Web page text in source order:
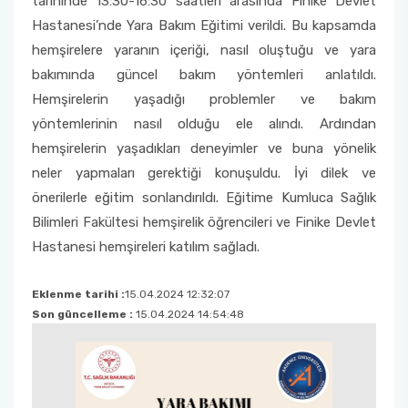
Hastanesi’nde Yara Bakım Eğitimi verildi. Bu kapsamda
hemşirelere yaranın içeriği, nasıl oluştuğu ve yara
bakımında güncel bakım yöntemleri anlatıldı.
Hemşirelerin yaşadığı problemler ve bakım
yöntemlerinin nasıl olduğu ele alındı. Ardından
hemşirelerin yaşadıkları deneyimler ve buna yönelik
neler yapmaları gerektiği konuşuldu. İyi dilek ve
önerilerle eğitim sonlandırıldı. Eğitime Kumluca Sağlık
Bilimleri Fakültesi hemşirelik öğrencileri ve Finike Devlet
Hastanesi hemşireleri katılım sağladı.
Eklenme tarihi :15.04.2024 12:32:07
Son güncelleme : 15.04.2024 14:54:48
Fakülte Akademik Kurul Raporları
Organizasyon Şeması
Fakülte Faaliyet Raporları
Komisyonlar
Halk Sağlığı Hemşireliği Anabilim Dalı
Çocuk Gelişimciler Günü Etkinlikleri Komisyonu
Ders Eşdeğerlik ve Yatay - Dikey Geçiş
Komisyonu
Eğitim Öğretim Koordinasyon Kurulu (EÖKK)
Fakülte Tanıtım ve Kariyer Günleri Planlama
Komisyonu
Hemşirelik Haftası Etkinlikleri Komisyonu
Ölçme Değerlendirme Komisyonu
Program Değerlendirme Komisyonu
2018 Yılı Etkinlikler
Psikiyatri Hemşireliği Anabilim Dalı Formları
Halk Sağlığı Hemşireliği Anabilim Dalı Formları
Genel Intörnlük Dersi
Sınavda Uyulması Gereken Kurallar
Kariyer Planlama
‘’Sahada Çocukla Çalışmak’’ konulu seminer ve
atölye çalışması
Akran Yönderliği
Öğrenci Uyum Programı
Öğrenci Çalıştayları
Sosyal Transkript
Sürekli İyileştirme Plan Formu
Memnuniyet Anketleri
Kalite Yönetim Sistemi Revizyon Tablosu
Düzeltici Önleyici Faaliyetler